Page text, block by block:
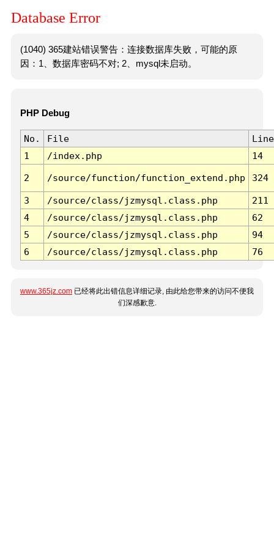
Database Error
(1040) 365建站错误警告：连接数据库失败，可能的原
因：1、数据库密码不对; 2、mysql未启动。
PHP Debug
No. File
Line
1
/index.php 14
2 /source/function/function_extend.php 324
3 /source/class/jzmysql.class.php
211
4
/source/class/jzmysql.class.php
62
5
/source/class/jzmysql.class.php
94
6
/source/class/jzmysql.class.php 76
www.365jz.com 已经将此出错信息详细记录, 由此给您带来的访问不便我
们深感歉意.